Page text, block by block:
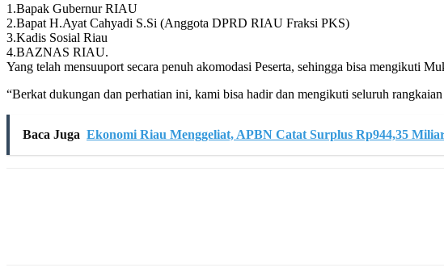
1.Bapak Gubernur RIAU
2.Bapat H.Ayat Cahyadi S.Si (Anggota DPRD RIAU Fraksi PKS)
3.Kadis Sosial Riau
4.BAZNAS RIAU.
Yang telah mensuuport secara penuh akomodasi Peserta, sehingga bisa mengikuti
“Berkat dukungan dan perhatian ini, kami bisa hadir dan mengikuti seluruh
Baca Juga Ekonomi Riau Menggeliat, APBN Catat Surplus Rp944,35